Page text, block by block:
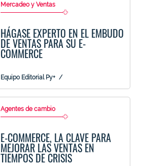
Mercadeo y Ventas
HÁGASE EXPERTO EN EL EMBUDO
DE VENTAS PARA SU E-
COMMERCE
Equipo Editorial Py+
Agentes de cambio
E-COMMERCE, LA CLAVE PARA
MEJORAR LAS VENTAS EN
TIEMPOS DE CRISIS